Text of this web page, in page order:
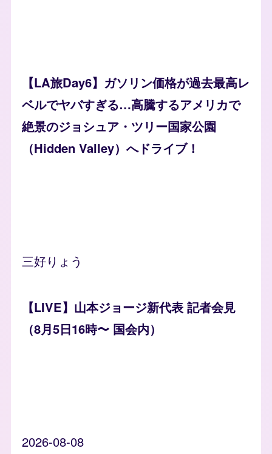
【LA旅Day6】ガソリン価格が過去最高レ
ベルでヤバすぎる…高騰するアメリカで
絶景のジョシュア・ツリー国家公園
（Hidden Valley）へドライブ！
三好りょう
【LIVE】山本ジョージ新代表 記者会見
（8月5日16時〜 国会内）
2026-08-08